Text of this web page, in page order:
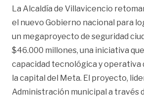
La Alcaldía de Villavicencio
el nuevo Gobierno nacional para
un megaproyecto de seguridad
$46.000 millones, una iniciativa
capacidad tecnológica y operativa
la capital del Meta. El proyecto,
Administración municipal a través